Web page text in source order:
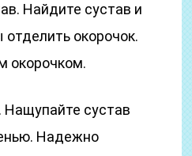
Найдите сустав и
отделить окорочок.
окорочком.
сустав
Надежно